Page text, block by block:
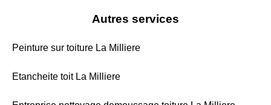
Autres services
Peinture sur toiture La Milliere
Etancheite toit La Milliere